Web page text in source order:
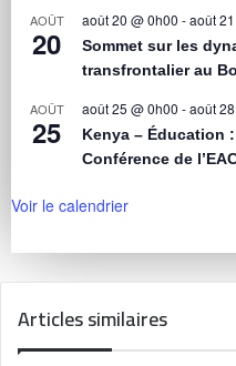
AOÛT
20
août 20 @ 0h00 -août
Sommet sur les
transfrontalier au
AOÛT
25
août 25 @ 0h00 -août
Kenya – Éducation
Conférence de
Voir le calendrier
Articles similaires